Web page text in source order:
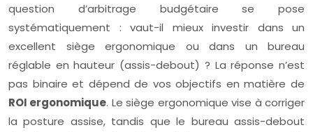
question d’arbitrage budgétaire se pose
systématiquement : vaut-il mieux investir dans un
excellent siège ergonomique ou dans un bureau
réglable en hauteur (assis-debout) ? La réponse n’est
pas binaire et dépend de vos objectifs en matière de
ROI ergonomique. Le siège ergonomique vise à corriger
la posture assise, tandis que le bureau assis-debout